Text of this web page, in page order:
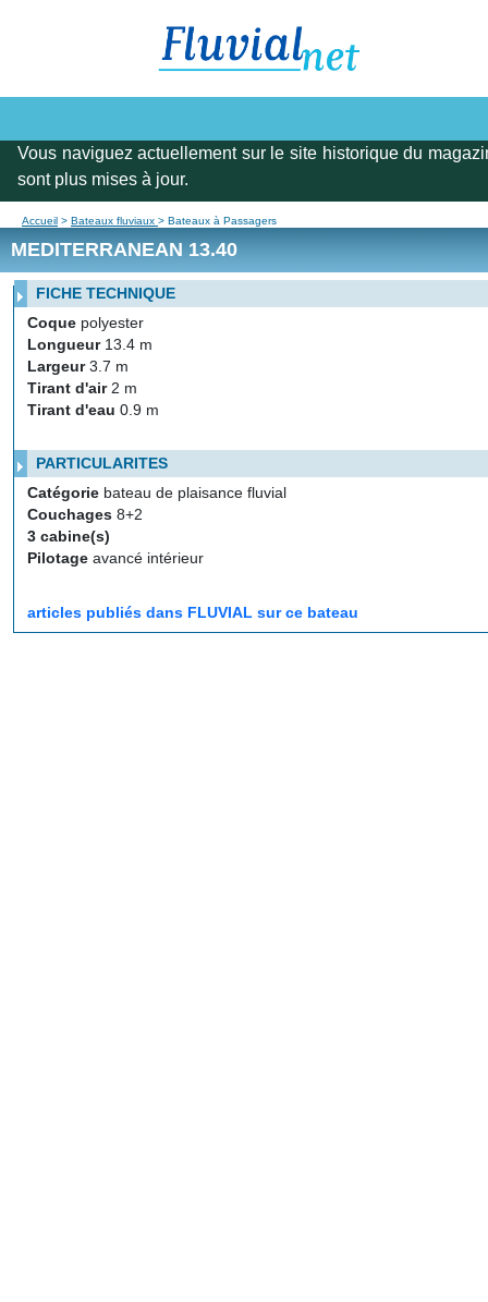
Vous naviguez actuellement sur le site historique du
sont plus mises à jour.
Accueil > Bateaux fluviaux > Bateaux à Passagers
MEDITERRANEAN 13.40
FICHE TECHNIQUE
Coque polyester
Longueur 13.4 m
Largeur 3.7 m
Tirant d'air 2 m
Tirant d'eau 0.9 m
PARTICULARITES
Catégorie bateau de plaisance fluvial
Couchages 8+2
3 cabine(s)
Pilotage avancé intérieur
articles publiés dans FLUVIAL sur ce bateau